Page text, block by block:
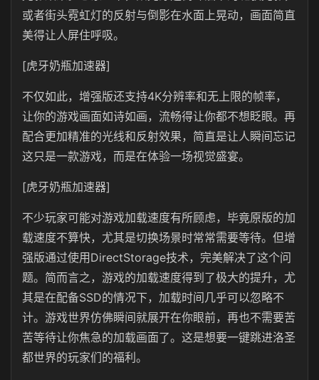
或者街头霓虹灯的反射与倒影在水面上晃动，画面简直
美得让人屏住呼吸。
[虎牙奶瓶加速器]
不仅如此，增强版还支持4K分辨率和无上限的帧率，
让你的游戏画面如诗如画，流畅得让你都不想眨眼。再
配合更加精准的光线和反射效果，简直是让人瞬间忘记
这只是一款游戏，而是在体验一场视觉盛宴。
[虎牙奶瓶加速器]
不少玩家可能对游戏加载速度有所顾虑，毕竟原版的加
载速度不算快，尤其是切换场景时常常需要等待。但增
强版通过使用DirectStorage技术，完美解决了这个问
题。简而言之，游戏的加载速度得到了极大的提升，尤
其是在配备SSD的情况下，加载时间几乎可以忽略不
计。游戏世界仿佛瞬间就展开在你眼前，再也不需要苦
苦等待让你焦急的加载画面了。这是想要一键跳进洛圣
都世界的玩家们的福利。